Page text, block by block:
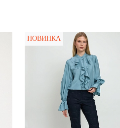
НОВИНКА